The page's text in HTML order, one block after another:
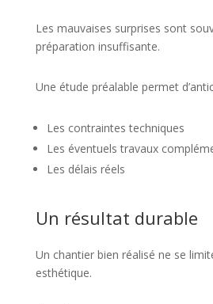
Les mauvaises surprises sont
préparation insuffisante.
Une étude préalable permet
Les contraintes techniques
Les éventuels travaux
Les délais réels
Un résultat durable
Un chantier bien réalisé ne se
esthétique.